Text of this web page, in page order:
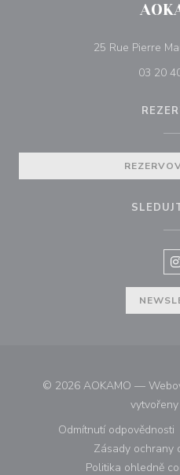
25 Rue Pierre
03 20
© 2026 AOKAMO —
vytvořeny
Odmítnutí odpovědnosti
((otevře se
Zásady ochrany
Politika ohledně